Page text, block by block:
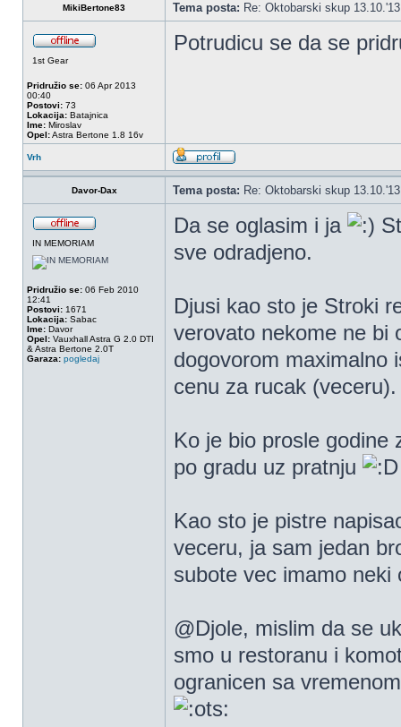
MikiBertone83 Tema posta: Re: Oktobarski skup
1st Gear
Pridružio se: 06 Apr 2013
00:40
Postovi: 73
Lokacija: Batajnica
Ime: Miroslav
Opel:Astra Bertone 1.8 16v
Potrudicu se da se
Vrh
Davor-Dax Tema posta: Re: Oktobarski skup
IN MEMORIAM
Pridružio se: 06 Feb 2010
12:41
Postovi: 1671
Lokacija: Sabac
Ime: Davor
Opel: Vauxhall Astra G 2.0 DTI
& Astra Bertone 2.0T
Garaza: pogledaj
Da se oglasim i ja
sve odradjeno.
Djusi kao sto je Stroki
verovato nekome ne bi
dogovorom maximalno
cenu za rucak (veceru).
Ko je bio prosle godine
po gradu uz pratnju
Kao sto je pistre
veceru, ja sam jedan
subote vec imamo
@Djole, mislim da se
smo u restoranu i
ogranicen sa